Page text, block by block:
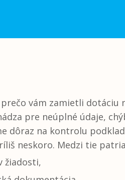
vám zamietli
pre neúplné údaje,
dôraz na kontrolu
neskoro. Medzi tie
žiadosti,